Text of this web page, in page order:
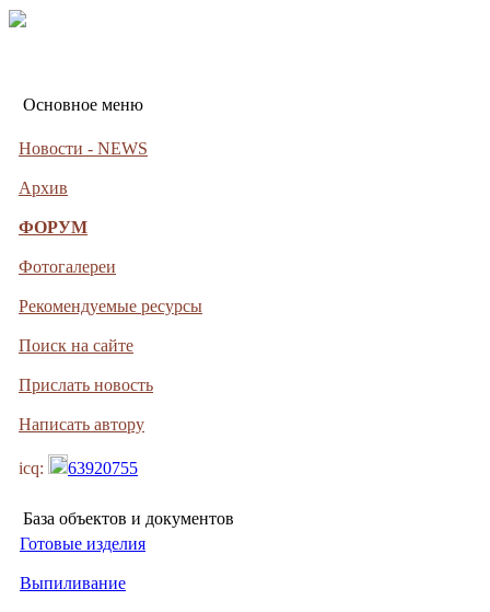
Основное меню
Новости - NEWS
Архив
ФОРУМ
Фотогалереи
Рекомендуемые ресурсы
Поиск на сайте
Прислать новость
Написать автору
icq: 63920755
База объектов и документов
Готовые изделия
Выпиливание